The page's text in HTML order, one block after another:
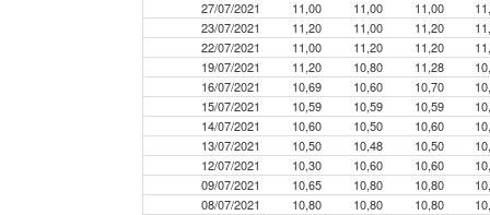
27/07/2021
11,00 11,00 11,00
23/07/2021
11,20 11,00 11,20
22/07/2021
11,00 11,20 11,20
19/07/2021
11,20 10,80 11,28
16/07/2021
10,69 10,60 10,70
15/07/2021
10,59 10,59 10,59
14/07/2021
10,60 10,50 10,60
13/07/2021
10,50 10,48 10,50
12/07/2021
10,30 10,60 10,60
09/07/2021
10,65 10,80 10,80
08/07/2021
10,80 10,80 10,80